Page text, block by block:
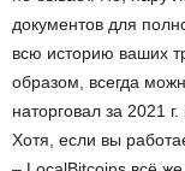
документов для
всю историю ваших
образом, всегда
наторговал за 2021
Хотя, если вы